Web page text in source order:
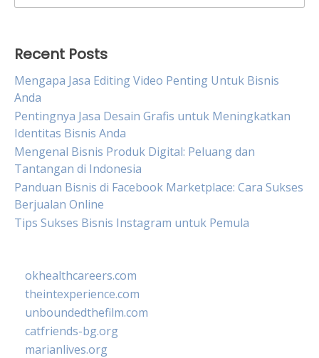
for:
Recent Posts
Mengapa Jasa Editing Video Penting Untuk Bisnis
Anda
Pentingnya Jasa Desain Grafis untuk Meningkatkan
Identitas Bisnis Anda
Mengenal Bisnis Produk Digital: Peluang dan
Tantangan di Indonesia
Panduan Bisnis di Facebook Marketplace: Cara Sukses
Berjualan Online
Tips Sukses Bisnis Instagram untuk Pemula
okhealthcareers.com
theintexperience.com
unboundedthefilm.com
catfriends-bg.org
marianlives.org